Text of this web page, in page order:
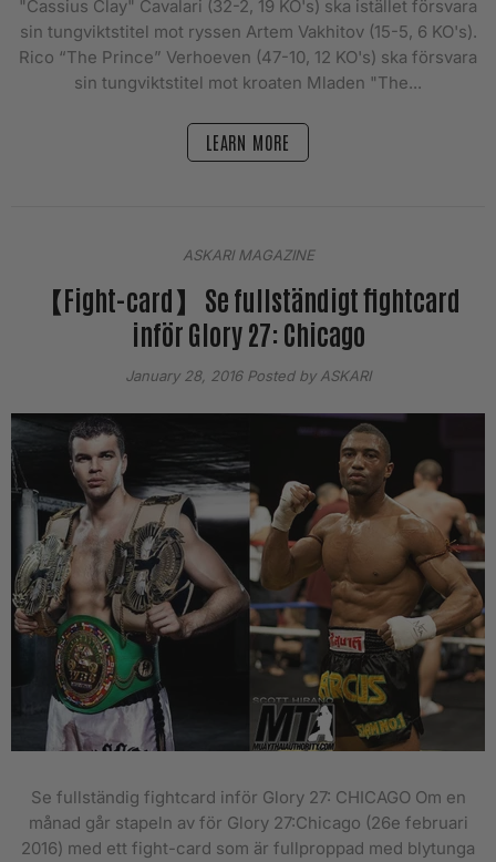
"Cassius Clay" Cavalari (32-2, 19 KO's) ska istället försvara
sin tungviktstitel mot ryssen Artem Vakhitov (15-5, 6 KO's).
Rico “The Prince” Verhoeven (47-10, 12 KO's) ska försvara
sin tungviktstitel mot kroaten Mladen "The...
LEARN MORE
ASKARI MAGAZINE
【Fight-card】 Se fullständigt fightcard
inför Glory 27: Chicago
January 28, 2016Posted by ASKARI
Se fullständig fightcard inför Glory 27: CHICAGO Om en
månad går stapeln av för Glory 27:Chicago (26e februari
2016) med ett fight-card som är fullproppad med blytunga